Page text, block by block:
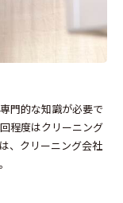
門的な知識が必要で
程度はクリーニング
、クリーニング会社